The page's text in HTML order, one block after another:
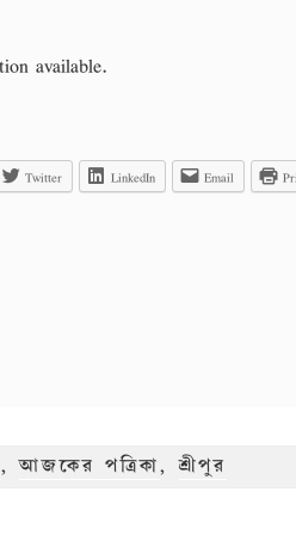
Twitter LinkedIn Email
,আজকের পত্রিকা,শ্রীপুর